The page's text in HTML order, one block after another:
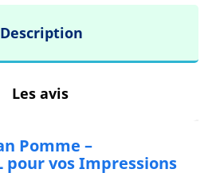
Description
Les avis
Pomme –
pour vos Impressions